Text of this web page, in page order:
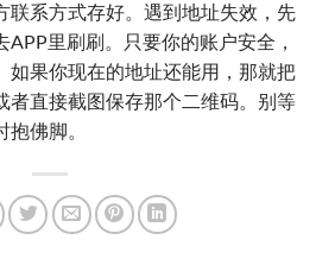
联系方式存好。遇到地址失效，先
里刷刷。只要你的账户安全，
如果你现在的地址还能用，那就把
者直接截图保存那个二维码。别等
佛脚。